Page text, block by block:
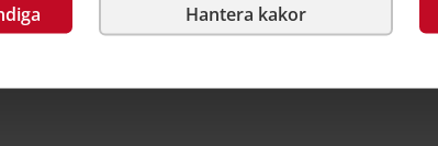
Hantera kakor